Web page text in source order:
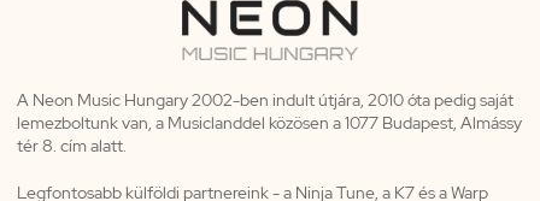
A Neon Music Hungary 2002-ben indult útjára, 2010 óta pedig saját
lemezboltunk van, a Musiclanddel közösen a 1077 Budapest, Almássy
tér 8. cím alatt.
Legfontosabb külföldi partnereink - a Ninja Tune, a K7 és a Warp